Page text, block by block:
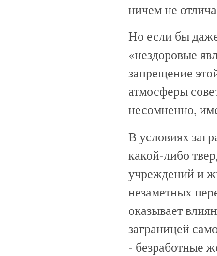
ничем не
Но если бы
«нездоровые
запрещение
атмосферы
несомненно,
В условиях
какой-либо
учреждений и
незаметных
оказывает
заграницей
- безработные